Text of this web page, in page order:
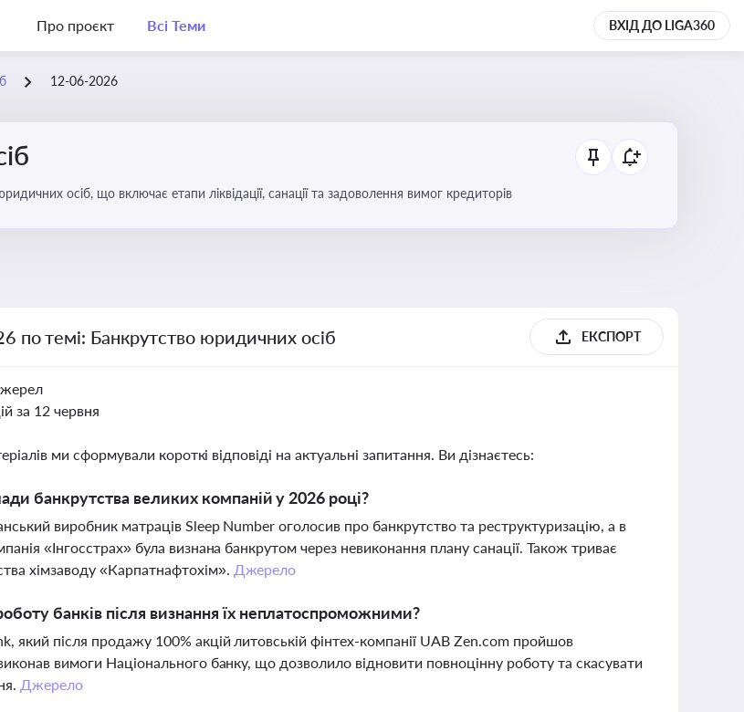
Про проєкт Всі Теми ВХІД ДО LIGA360
12-06-2026
осіб, що включає етапи ліквідації, санації та задоволення вимог кредиторів
по темі: Банкрутство юридичних осіб ЕКСПОРТ
за 12 червня
ми сформували короткі відповіді на актуальні запитання. Ви дізнаєтесь:
банкрутства великих компаній у 2026 році?
виробник матраців Sleep Number оголосив про банкрутство та реструктуризацію, а в
«Інгосстрах» була визнана банкрутом через невиконання плану санації. Також триває
хімзаводу «Карпатнафтохім». Джерело
банків після визнання їх неплатоспроможними?
який після продажу 100% акцій литовській фінтех-компанії UAB Zen.com пройшов
вимоги Національного банку, що дозволило відновити повноцінну роботу та скасувати
Джерело